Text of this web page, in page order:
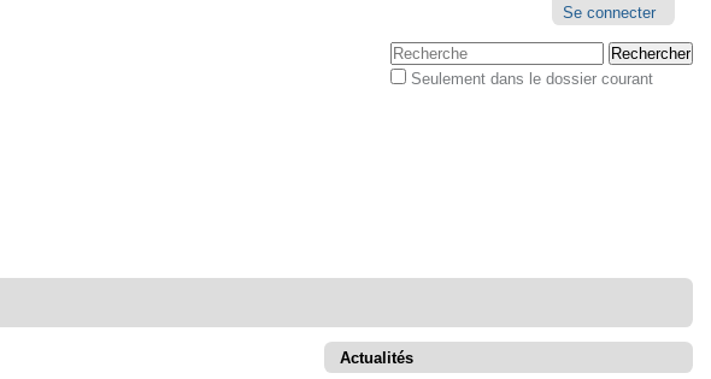
personnels
Se connecter
Chercher par
Seulement dans le dossier courant
Actualités